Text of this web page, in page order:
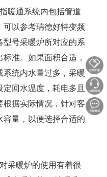
暖通系统内包括管道
可以参考瑞德好特变频
型号采暖炉所对应的系
准。如果面积合适，
系统内水量过多，采暖
回水温度，耗电多且
根据实际情况，针对客
容量，以便选择合适的
采暖炉的使用有着很